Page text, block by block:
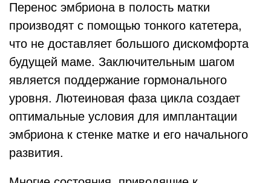
Перенос эмбриона в полость матки
производят с помощью тонкого катетера,
что не доставляет большого дискомфорта
будущей маме. Заключительным шагом
является поддержание гормонального
уровня. Лютеиновая фаза цикла создает
оптимальные условия для имплантации
эмбриона к стенке матке и его начального
развития.